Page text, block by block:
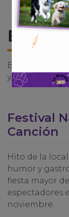
Brinkmann
y
Festival
Canción
Hito de la
humor y
fiesta mayor
espectadores
noviembre.